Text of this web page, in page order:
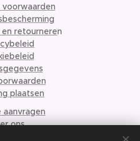
retourneren
plaatsen
ons